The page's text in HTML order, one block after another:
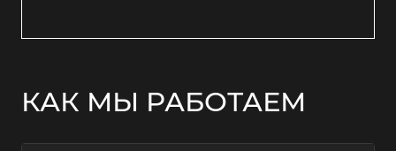
КАК МЫ РАБОТАЕМ